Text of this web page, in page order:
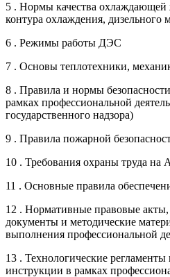
5 . Нормы качества охлаждающей
контура охлаждения, дизельного
6 . Режимы работы ДЭС
7 . Основы теплотехники,
8 . Правила и нормы
рамках профессиональной
государственного надзора)
9 . Правила пожарной
10 . Требования охраны труда на
11 . Основные правила
12 . Нормативные правовые
документы и методические
выполнения профессиональной
13 . Технологические
инструкции в рамках